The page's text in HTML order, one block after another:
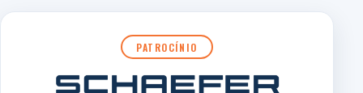
PATROCÍNIO